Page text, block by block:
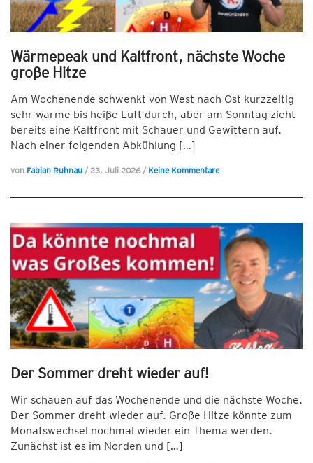
Wärmepeak und Kaltfront, nächste Woche
große Hitze
Am Wochenende schwenkt von West nach Ost kurzzeitig
sehr warme bis heiße Luft durch, aber am Sonntag zieht
bereits eine Kaltfront mit Schauer und Gewittern auf.
Nach einer folgenden Abkühlung […]
von Fabian Ruhnau / 23. Juli 2026/ Keine Kommentare
Der Sommer dreht wieder auf!
Wir schauen auf das Wochenende und die nächste Woche.
Der Sommer dreht wieder auf. Große Hitze könnte zum
Monatswechsel nochmal wieder ein Thema werden.
Zunächst ist es im Norden und […]